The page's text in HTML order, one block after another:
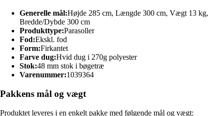
Generelle mål:Højde 285 cm, Længde 300 cm, Vægt 13 kg,
Bredde/Dybde 300 cm
Produkttype:Parasoller
Fod:Ekskl. fod
Form:Firkantet
Farve dug:Hvid dug i 270g polyester
Stok:48 mm stok i bøgetræ
Varenummer:1039364
Pakkens mål og vægt
Produktet leveres i en enkelt pakke med følgende mål og vægt: